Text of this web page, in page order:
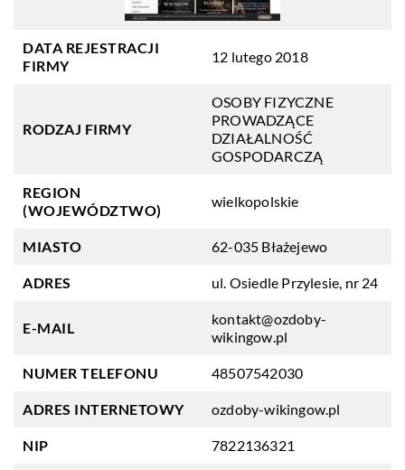
DATA REJESTRACJI
FIRMY
12 lutego 2018
RODZAJ FIRMY
OSOBY FIZYCZNE
PROWADZĄCE
DZIAŁALNOŚĆ
GOSPODARCZĄ
REGION
(WOJEWÓDZTWO)
wielkopolskie
MIASTO 62-035 Błażejewo
ADRES ul. Osiedle Przylesie, nr 24
E-MAIL
kontakt@ozdoby-
wikingow.pl
NUMER TELEFONU 48507542030
ADRES INTERNETOWY ozdoby-wikingow.pl
NIP 7822136321